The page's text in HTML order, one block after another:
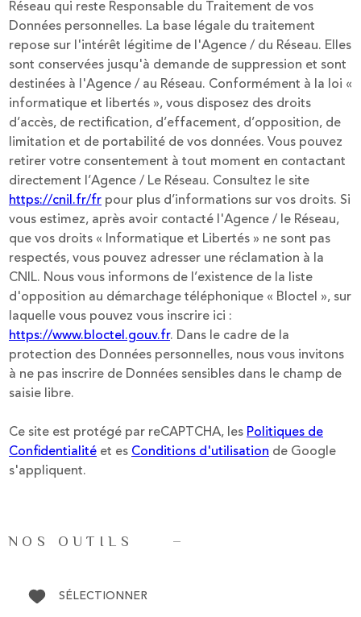
Réseau qui reste Responsable du Traitement de vos
Données personnelles. La base légale du traitement
repose sur l'intérêt légitime de l'Agence / du Réseau. Elles
sont conservées jusqu'à demande de suppression et sont
destinées à l'Agence / au Réseau. Conformément à la loi «
informatique et libertés », vous disposez des droits
d’accès, de rectification, d’effacement, d’opposition, de
limitation et de portabilité de vos données. Vous pouvez
retirer votre consentement à tout moment en contactant
directement l’Agence / Le Réseau. Consultez le site
https://cnil.fr/fr pour plus d’informations sur vos droits. Si
vous estimez, après avoir contacté l'Agence / le Réseau,
que vos droits « Informatique et Libertés » ne sont pas
respectés, vous pouvez adresser une réclamation à la
CNIL. Nous vous informons de l’existence de la liste
d'opposition au démarchage téléphonique « Bloctel », sur
laquelle vous pouvez vous inscrire ici :
https://www.bloctel.gouv.fr. Dans le cadre de la
protection des Données personnelles, nous vous invitons
à ne pas inscrire de Données sensibles dans le champ de
saisie libre.
Ce site est protégé par reCAPTCHA, les Politiques de
Confidentialité et es Conditions d'utilisation de Google
s'appliquent.
NOS OUTILS
SÉLECTIONNER